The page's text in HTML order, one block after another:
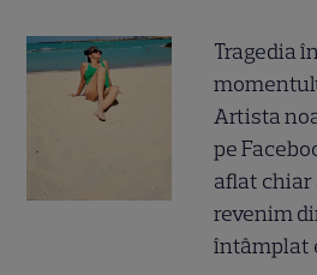
Tragedia
Artista
pe
aflat chiar
revenim
întâmplat